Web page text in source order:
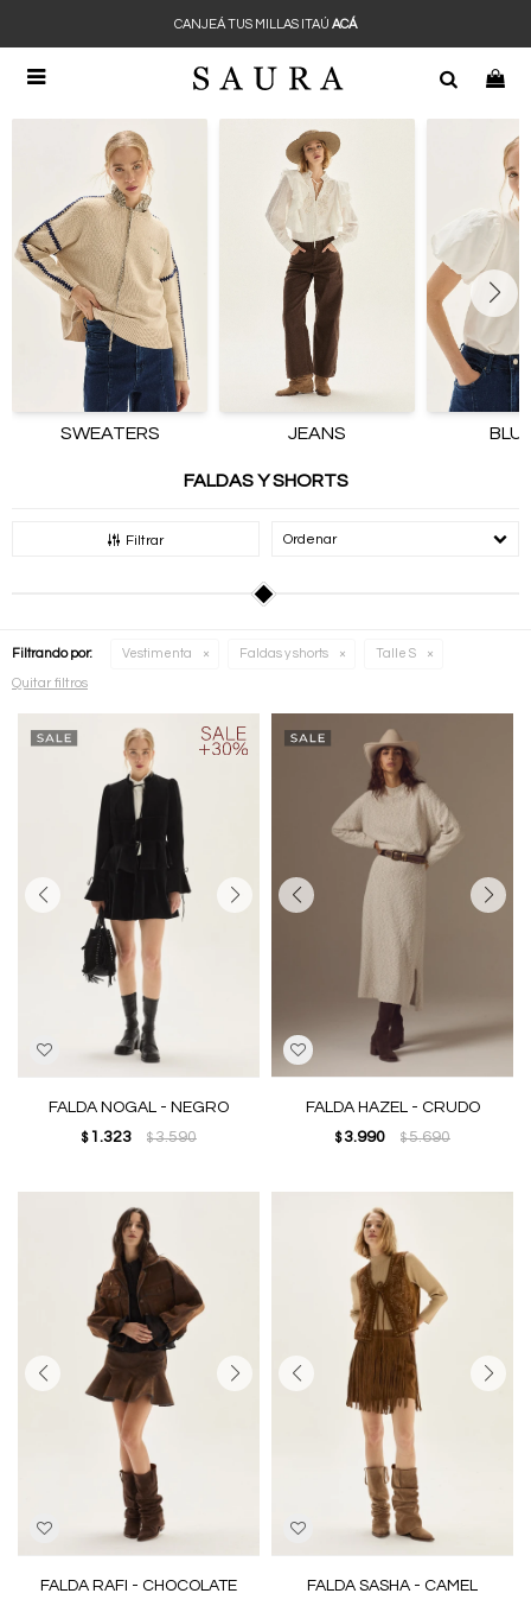

CANJEÁ TUS MILLAS ITAÚ ACÁ
SWEATERS JEANS
FALDAS Y SHORTS
Filtrar Recomendados
Filtrando por: Vestimenta Faldas y shorts Talle S
Quitar filtros
FALDA NOGAL - NEGRO
$ 1.323 $3.590
FALDA HAZEL - CRUDO
$ 3.990 $5.690
FALDA RAFI - CHOCOLATE FALDA SASHA - CAMEL